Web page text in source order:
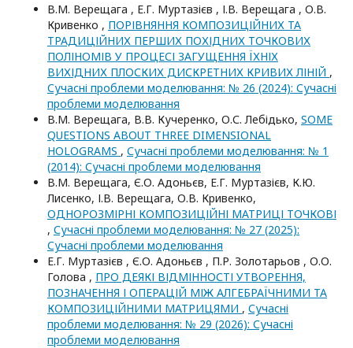
В.М. Верещага , Е.Г. Муртазієв , І.В. Верещага , О.В.
Кривенко , ПОРІВНЯННЯ КОМПОЗИЦІЙНИХ ТА
ТРАДИЦІЙНИХ ПЕРШИХ ПОХІДНИХ ТОЧКОВИХ
ПОЛІНОМІВ У ПРОЦЕСІ ЗАГУЩЕННЯ ЇХНІХ
ВИХІДНИХ ПЛОСКИХ ДИСКРЕТНИХ КРИВИХ ЛІНІЙ ,
Сучасні проблеми моделювання: № 26 (2024): Сучасні
проблеми моделювання
В.М. Верещага, В.В. Кучеренко, О.С. Лебідько, SOME
QUESTIONS ABOUT THREE DIMENSIONAL
HOLOGRAMS , Сучасні проблеми моделювання: № 1
(2014): Сучасні проблеми моделювання
В.М. Верещага, Є.О. Адоньєв, Е.Г. Муртазієв, К.Ю.
Лисенко, І.В. Верещага, О.В. Кривенко,
ОДНОРОЗМІРНІ КОМПОЗИЦІЙНІ МАТРИЦІ ТОЧКОВІ
, Сучасні проблеми моделювання: № 27 (2025):
Сучасні проблеми моделювання
Е.Г. Муртазієв , Є.О. Адоньєв , П.Р. Золотарьов , О.О.
Голова , ПРО ДЕЯКІ ВІДМІННОСТІ УТВОРЕННЯ,
ПОЗНАЧЕННЯ І ОПЕРАЦІЙ МІЖ АЛГЕБРАЇЧНИМИ ТА
КОМПОЗИЦІЙНИМИ МАТРИЦЯМИ , Сучасні
проблеми моделювання: № 29 (2026): Сучасні
проблеми моделювання